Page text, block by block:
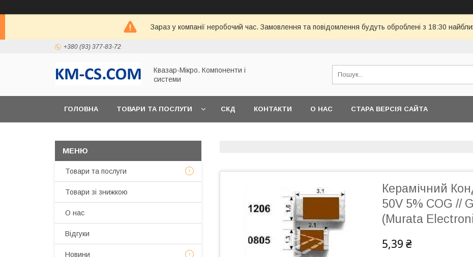
Зараз у компанії неробочий час. Замовлення та повідомлення будуть оброблені з 18:30
+380 (93) 377-83-72
Квазар-Мікро. Компоненти і
системи
ГОЛОВНА ТОВАРИ ТА ПОСЛУГИ СКД КОНТАКТИ О НАС СТАРА ВЕРСІЯ САЙТА
Керамічний
50V 5% COG //
(Murata
5,39 ₴
Товари та послуги
Товари зі знижкою
О нас
Відгуки
Новини